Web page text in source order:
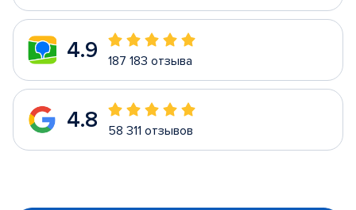
4.9 187 183 отзыва
4.8 58 311 отзывов